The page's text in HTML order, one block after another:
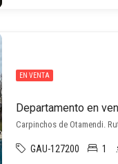
EN VENTA
Carpinchos de Otamendi.
GAU-127200 1